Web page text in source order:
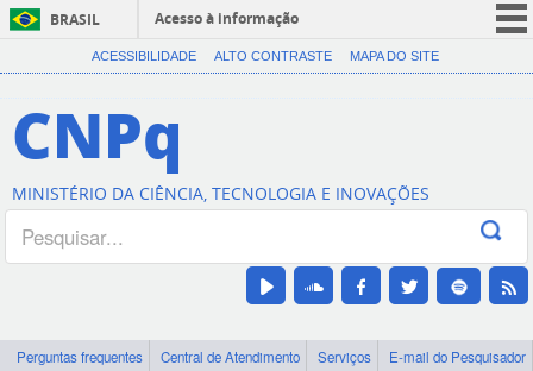
BRASIL
Acesso à informação
CORONAVÍRUS (COVID-19)
Canais
ACESSIBILIDADE ALTO CONTRASTE MAPA DO SITE
CNPq
MINISTÉRIO DA CIÊNCIA, TECNOLOGIA E INOVAÇÕES
Perguntas frequentes Central de Atendimento Serviços
E-mail do Pesquisador